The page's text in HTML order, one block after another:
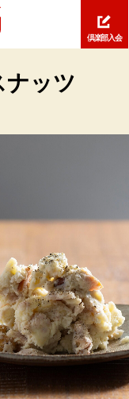
倶楽部入会
ナッツ